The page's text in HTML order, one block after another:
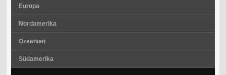
Europa
Nordamerika
Ozeanien
Südamerika